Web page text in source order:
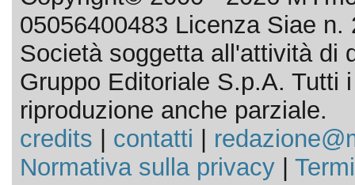
05056400483 Licenza Siae n.
Società soggetta all'attività di
Gruppo Editoriale S.p.A. Tutti
riproduzione anche parziale.
credits
contatti
Normativa sulla privacy|